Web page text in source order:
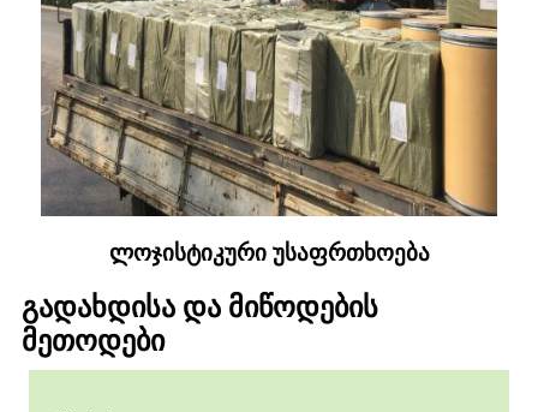
ლოჯისტიკური უსაფრთხოება
გადახდისა და მიწოდების
მეთოდები